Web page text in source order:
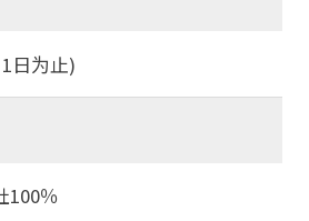
日为止)
100％